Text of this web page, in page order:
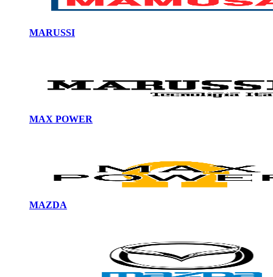
MARUSSI
MAX POWER
MAZDA